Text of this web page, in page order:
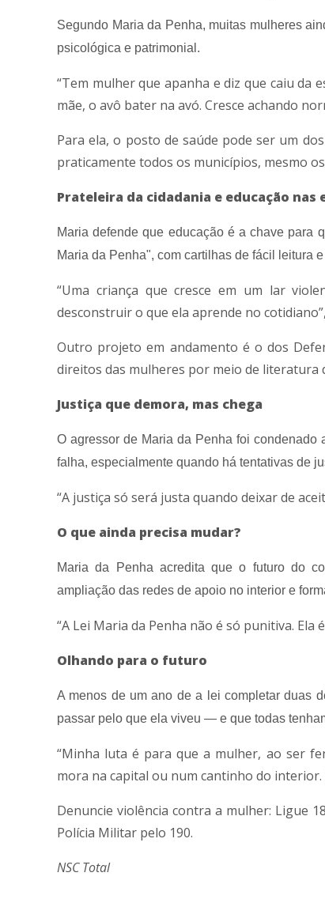
Segundo Maria da Penha, muitas mulheres
psicológica e patrimonial.
“Tem mulher que apanha e diz que caiu da
mãe, o avô bater na avó. Cresce achando
Para ela, o posto de saúde pode ser um
praticamente todos os municípios, mesmo
Prateleira da cidadania e educação nas
Maria defende que educação é a chave para
Maria da Penha", com cartilhas de fácil leitura
“Uma criança que cresce em um lar
desconstruir o que ela aprende no
Outro projeto em andamento é o dos
direitos das mulheres por meio de literatura
Justiça que demora, mas chega
O agressor de Maria da Penha foi
falha, especialmente quando há tentativas de
“A justiça só será justa quando deixar de
O que ainda precisa mudar?
Maria da Penha acredita que o futuro do
ampliação das redes de apoio no interior e
“A Lei Maria da Penha não é só punitiva. Ela
Olhando para o futuro
A menos de um ano de a lei completar duas
passar pelo que ela viveu — e que todas
“Minha luta é para que a mulher, ao ser
mora na capital ou num cantinho do
Denuncie violência contra a mulher: Ligue
Polícia Militar pelo 190.
NSC Total